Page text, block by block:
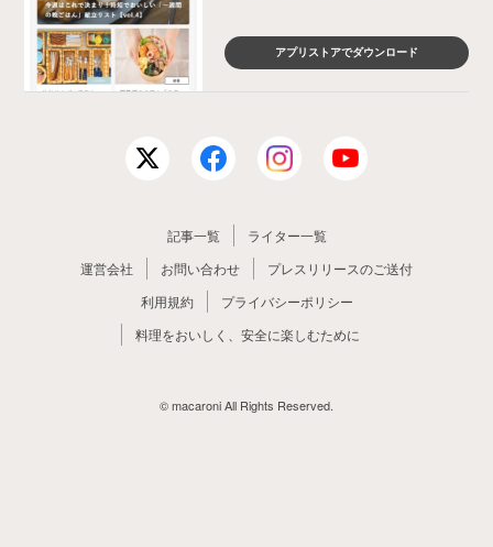
アプリストアでダウンロード
記事一覧
ライター一覧
運営会社
お問い合わせ
プレスリリースのご送付
利用規約
プライバシーポリシー
料理をおいしく、安全に楽しむために
© macaroni All Rights Reserved.